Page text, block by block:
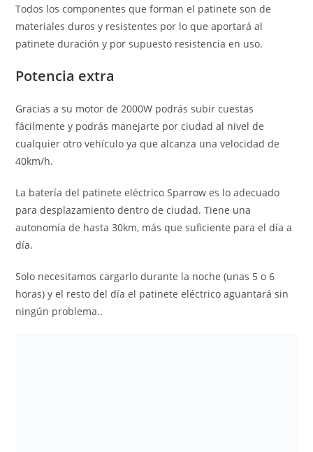
Todos los componentes que forman el patinete son de
materiales duros y resistentes por lo que aportará al
patinete duración y por supuesto resistencia en uso.
Potencia extra
Gracias a su motor de 2000W podrás subir cuestas
fácilmente y podrás manejarte por ciudad al nivel de
cualquier otro vehículo ya que alcanza una velocidad de
40km/h.
La batería del patinete eléctrico Sparrow es lo adecuado
para desplazamiento dentro de ciudad. Tiene una
autonomía de hasta 30km, más que suficiente para el día a
día.
Solo necesitamos cargarlo durante la noche (unas 5 o 6
horas) y el resto del día el patinete eléctrico aguantará sin
ningún problema..